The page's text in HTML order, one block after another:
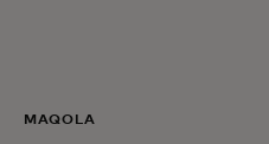
Biznes uchun
MAQOLA